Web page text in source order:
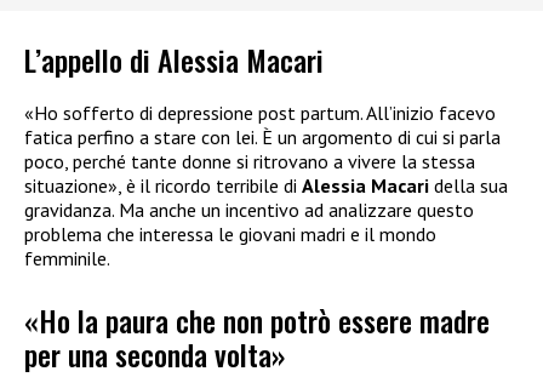
L’appello di Alessia Macari
«Ho sofferto di depressione post partum. All’inizio facevo
fatica perfino a stare con lei. È un argomento di cui si parla
poco, perché tante donne si ritrovano a vivere la stessa
situazione», è il ricordo terribile di Alessia Macari della sua
gravidanza. Ma anche un incentivo ad analizzare questo
problema che interessa le giovani madri e il mondo
femminile.
«Ho la paura che non potrò essere madre
per una seconda volta»